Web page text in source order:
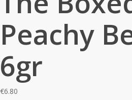
Χώρου
Peachy
6gr
€6.80